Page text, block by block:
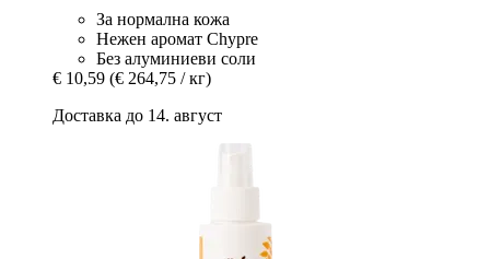
За нормална кожа
Нежен аромат Chypre
Без алуминиеви соли
€ 10,59 (€ 264,75 / кг)
Доставка до 14. август